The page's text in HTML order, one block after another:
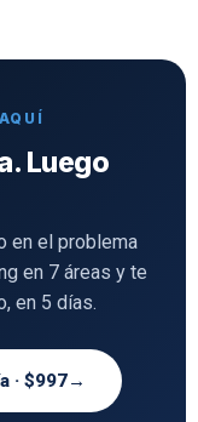
Luego
en el problema
en 7 áreas y te
en 5 días.
· $997→